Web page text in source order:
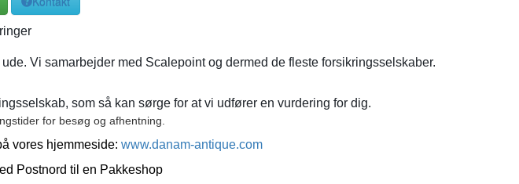
Vi samarbejder med Scalepoint og dermed de fleste forsikringsselskaber.
som så kan sørge for at vi udfører en vurdering for dig.
for besøg og afhentning.
vores hjemmeside: www.danam-antique.com
Postnord til en Pakkeshop